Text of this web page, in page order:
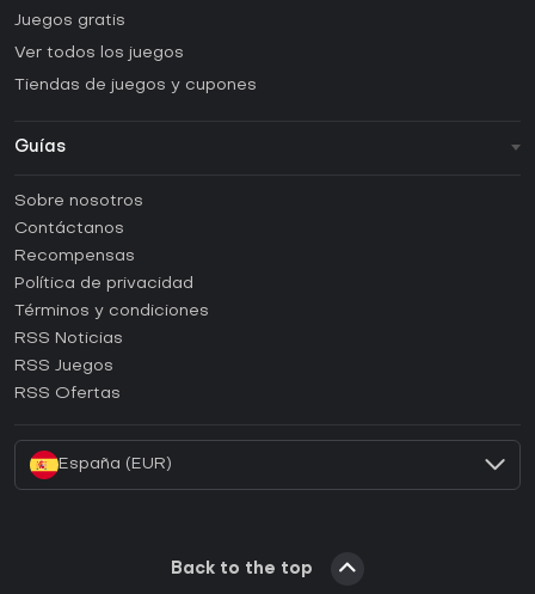
Juegos gratis
Ver todos los juegos
Tiendas de juegos y cupones
Guías
Guías y tutoriales
¿Cómo activar una CD Key de Steam?
¿Cómo activar una CD Key de Epic Games?
¿Cómo activar una CD Key de GOG?
¿Cómo activar una CD Key de Ubisoft Connect?
¿Cómo activar una CD Key de EA App?
Sobre nosotros
Contáctanos
Recompensas
Política de privacidad
Términos y condiciones
RSS Noticias
RSS Juegos
RSS Ofertas
España (EUR)
Back to the top